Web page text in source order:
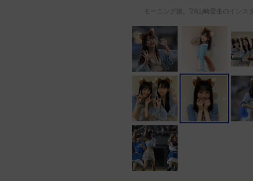
モーニング娘。'24山崎愛生のインス